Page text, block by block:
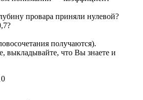
провара приняли нулевой?
получаются).
выкладывайте, что Вы знаете и